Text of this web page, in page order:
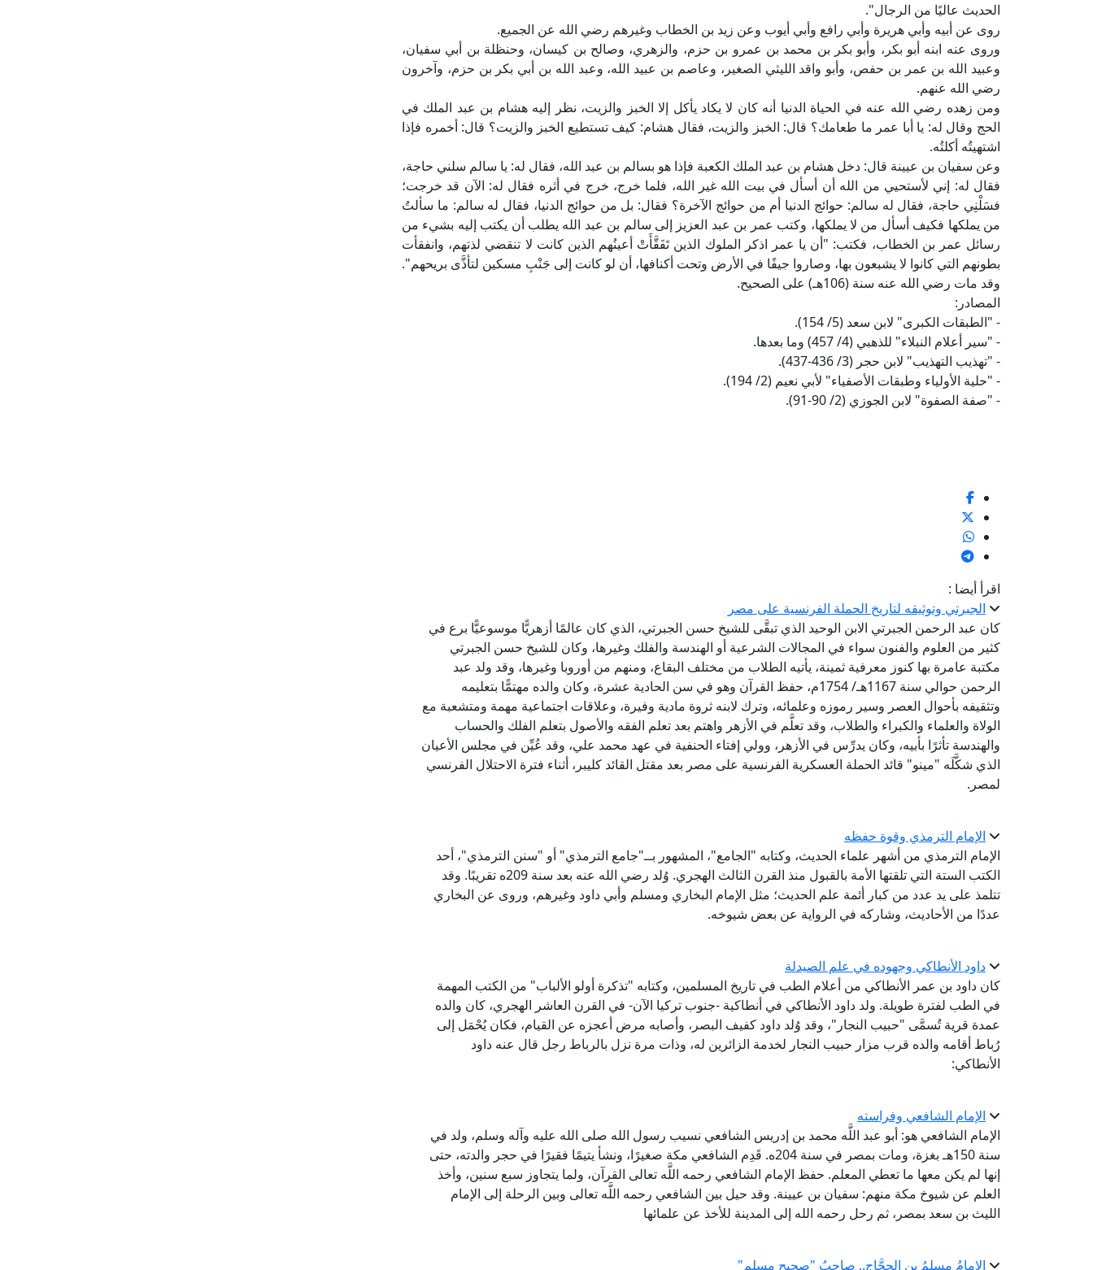
الحديث عاليًا من الرجال".
روى عن أبيه وأبي هريرة وأبي رافع وأبي أيوب وعن زيد بن الخطاب وغيرهم رضي الله عن الجميع.
وروى عنه ابنه أبو بكر، وأبو بكر بن محمد بن عمرو بن حزم، والزهري، وصالح بن كيسان، وحنظلة بن أبي سفيان،
وعبيد الله بن عمر بن حفص، وأبو واقد الليثي الصغير، وعاصم بن عبيد الله، وعبد الله بن أبي بكر بن حزم، وآخرون
رضي الله عنهم.
ومن زهده رضي الله عنه في الحياة الدنيا أنه كان لا يكاد يأكل إلا الخبز والزيت، نظر إليه هشام بن عبد الملك في
الحج وقال له: يا أبا عمر ما طعامك؟ قال: الخبز والزيت، فقال هشام: كيف تستطيع الخبز والزيت؟ قال: أخمره فإذا
اشتهيتُه أكلتُه.
وعن سفيان بن عيينة قال: دخل هشام بن عبد الملك الكعبة فإذا هو بسالم بن عبد الله، فقال له: يا سالم سلني حاجة،
فقال له: إني لأستحيي من الله أن أسأل في بيت الله غير الله، فلما خرج، خرج في أثره فقال له: الآن قد خرجت؛
فسَلْنِي حاجة، فقال له سالم: حوائج الدنيا أم من حوائج الآخرة؟ فقال: بل من حوائج الدنيا، فقال له سالم: ما سألتُ
من يملكها فكيف أسأل من لا يملكها، وكتب عمر بن عبد العزيز إلى سالم بن عبد الله يطلب أن يكتب إليه بشيء من
رسائل عمر بن الخطاب، فكتب: "أن يا عمر اذكر الملوك الذين تَفَقَّأَتْ أعينُهم الذين كانت لا تنقضي لذتهم، وانفقأت
بطونهم التي كانوا لا يشبعون بها، وصاروا جيفًا في الأرض وتحت أكنافها، أن لو كانت إلى جَنْبِ مسكين لتأذَّى بريحهم".
وقد مات رضي الله عنه سنة (106هـ) على الصحيح.
المصادر:
- "الطبقات الكبرى" لابن سعد (5/ 154).
- "سير أعلام النبلاء" للذهبي (4/ 457) وما بعدها.
- "تهذيب التهذيب" لابن حجر (3/ 436-437).
- "حلية الأولياء وطبقات الأصفياء" لأبي نعيم (2/ 194).
- "صفة الصفوة" لابن الجوزي (2/ 90-91).
اقرأ أيضا :
الجبرتي وتوثيقه لتاريخ الحملة الفرنسية على مصر
كان عبد الرحمن الجبرتي الابن الوحيد الذي تبقَّى للشيخ حسن الجبرتي، الذي كان عالمًا أزهريًّا موسوعيًّا برع في
كثير من العلوم والفنون سواء في المجالات الشرعية أو الهندسة والفلك وغيرها، وكان للشيخ حسن الجبرتي
مكتبة عامرة بها كنوز معرفية ثمينة، يأتيه الطلاب من مختلف البقاع، ومنهم من أوروبا وغيرها، وقد ولد عبد
الرحمن حوالي سنة 1167هـ/ 1754م، حفظ القرآن وهو في سن الحادية عشرة، وكان والده مهتمًّا بتعليمه
وتثقيفه بأحوال العصر وسير رموزه وعلمائه، وترك لابنه ثروة مادية وفيرة، وعلاقات اجتماعية مهمة ومتشعبة مع
الولاة والعلماء والكبراء والطلاب، وقد تعلَّم في الأزهر واهتم بعد تعلم الفقه والأصول بتعلم الفلك والحساب
والهندسة تأثرًا بأبيه، وكان يدرِّس في الأزهر، وولي إفتاء الحنفية في عهد محمد علي، وقد عُيِّن في مجلس الأعيان
الذي شكَّلَه "مينو" قائد الحملة العسكرية الفرنسية على مصر بعد مقتل القائد كليبر، أثناء فترة الاحتلال الفرنسي
لمصر.
الإمام الترمذي وقوة حفظه
الإمام الترمذي من أشهر علماء الحديث، وكتابه "الجامع"، المشهور بــ"جامع الترمذي" أو "سنن الترمذي"، أحد
الكتب الستة التي تلقتها الأمة بالقبول منذ القرن الثالث الهجري. وُلد رضي الله عنه بعد سنة 209ه تقريبًا. وقد
تتلمذ على يد عدد من كبار أئمة علم الحديث؛ مثل الإمام البخاري ومسلم وأبي داود وغيرهم، وروى عن البخاري
عددًا من الأحاديث، وشاركه في الرواية عن بعض شيوخه.
داود الأنطاكي وجهوده في علم الصيدلة
كان داود بن عمر الأنطاكي من أعلام الطب في تاريخ المسلمين، وكتابه "تذكرة أولو الألباب" من الكتب المهمة
في الطب لفترة طويلة. ولد داود الأنطاكي في أنطاكية -جنوب تركيا الآن- في القرن العاشر الهجري، كان والده
عمدة قرية تُسمَّى "حبيب النجار"، وقد وُلد داود كفيف البصر، وأصابه مرض أعجزه عن القيام، فكان يُحْمَل إلى
رُباط أقامه والده قرب مزار حبيب النجار لخدمة الزائرين له، وذات مرة نزل بالرباط رجل قال عنه داود
الأنطاكي:
الإمام الشافعي وفراسته
الإمام الشافعي هو: أبو عبد اللَّه محمد بن إدريس الشافعي نسيب رسول الله صلى الله عليه وآله وسلم، ولد في
سنة 150هـ بغزة، ومات بمصر في سنة 204ه. قَدِم الشافعي مكة صغيرًا، ونشأ يتيمًا فقيرًا في حجر والدته، حتى
إنها لم يكن معها ما تعطي المعلم. حفظ الإمام الشافعي رحمه اللَّه تعالى القرآن، ولما يتجاوز سبع سنين، وأخذ
العلم عن شيوخ مكة منهم: سفيان بن عيينة. وقد حيل بين الشافعي رحمه اللَّه تعالى وبين الرحلة إلى الإمام
الليث بن سعد بمصر، ثم رحل رحمه الله إلى المدينة للأخذ عن علمائها
الإمامُ مسلمُ بن الحجَّاجِ.. صاحبُ "صحيحِ مسلِم"